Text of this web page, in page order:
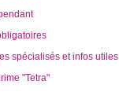
spécialisés et infos utiles
"Tetra"